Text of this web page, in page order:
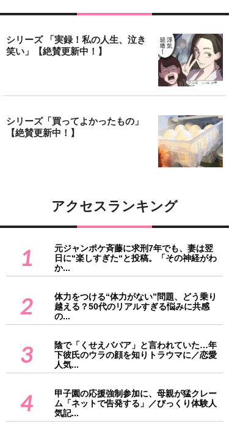
シリーズ 「実録！私の人生、泣き
笑い」【絶賛更新中！】
シリーズ「買ってよかったもの」
【絶賛更新中！】
アクセスランキング
1
元ジャンポケ斉藤に求刑7年でも、妻は翌
日に“楽しすぎた“と投稿。「その神経がわ
か...
2
体力をつける“体力がない”問題、どう乗り
越える？50代のリアルすぎる悩みに共感
の...
3
陰で「くせえババア」と言われていた…年
下彼氏のウラの顔を知りトラウマに／恋愛
人気...
4
甲子園の応援強制参加に、母親が猛クレー
ム「ネットで告発する」／びっくり体験人
気記...